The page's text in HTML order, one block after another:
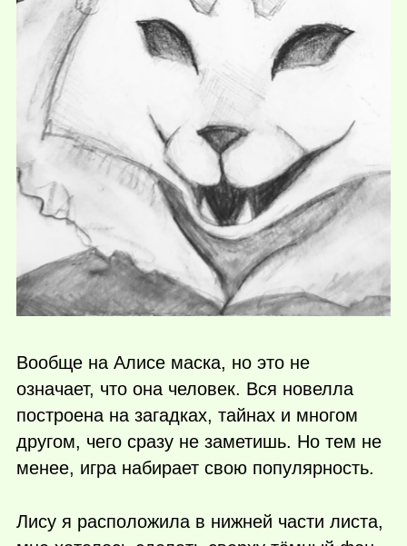
Вообще на Алисе маска, но это не
означает, что она человек. Вся новелла
построена на загадках, тайнах и многом
другом, чего сразу не заметишь. Но тем не
менее, игра набирает свою популярность.
Лису я расположила в нижней части листа,